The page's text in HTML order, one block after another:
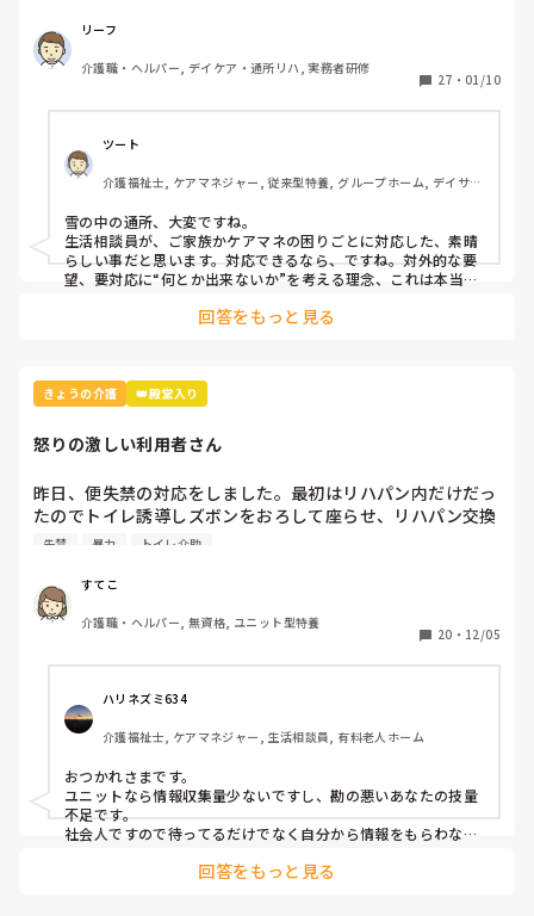
家族が仕事でっていうのはどの利用者も同じだと思うのにこ
の人だけ特別扱いみたいなことをするのはどうかと思うので
すが、皆様が働いてる事業所でもこういうことはあります
リーフ
介護職・ヘルパー, デイケア・通所リハ, 実務者研修
27 ・ 01/10
ツート
介護福祉士, ケアマネジャー, 従来型特養, グループホーム, デイサー
雪の中の通所、大変ですね。
生活相談員が、ご家族かケアマネの困りごとに対応した、素晴
らしい事だと思います。対応できるなら、ですね。対外的な要
望、要対応に“何とか出来ないか”を考える理念、これは本当に
普段からご家族やケアマネに相談やその可能性を受けていたの
分かりますが、その対応は然るべき対応で、素晴らしいんで
す。
回答をもっと見る
きょうの介護 👑殿堂入り
怒りの激しい利用者さん
昨日、便失禁の対応をしました。最初はリハパン内だけだっ
たのでトイレ誘導しズボンをおろして座らせ、リハパン交換
のためにズボン・靴を脱がしたら怒りのスイッチが入った。
始めたがリハパンを準備するのを忘れてて、急いで取りに行
って戻れば、下半身裸で靴履いて立ったまま放便…。
その上を歩き回って床は悲惨な事に。
床を拭きながらなんとかなだめて脱がせようとするも暴言に
暴力。便まみれの手で叩かれた時はさすがにキレそうになる
も、仕事だと我慢。
対応が終わって脱力感に襲われた。
最近今のユニットに異動になり、まだその方の上手な対応が
力の強い独歩の方なので、目を離さないよう、先に準備を万
全にしてからトイレ誘導するのが正しいのだと先輩介護士さ
んに教えられた。早く言えよ！って思った。
失禁 暴力 トイレ介助
すてこ
介護職・ヘルパー, 無資格, ユニット型特養
20 ・ 12/05
ハリネズミ634
介護福祉士, ケアマネジャー, 生活相談員, 有料老人ホーム
おつかれさまです。
ユニットなら情報収集量少ないですし、勘の悪いあなたの技量
不足です。
社会人ですので待ってるだけでなく自分から情報をもらわない
回答をもっと見る